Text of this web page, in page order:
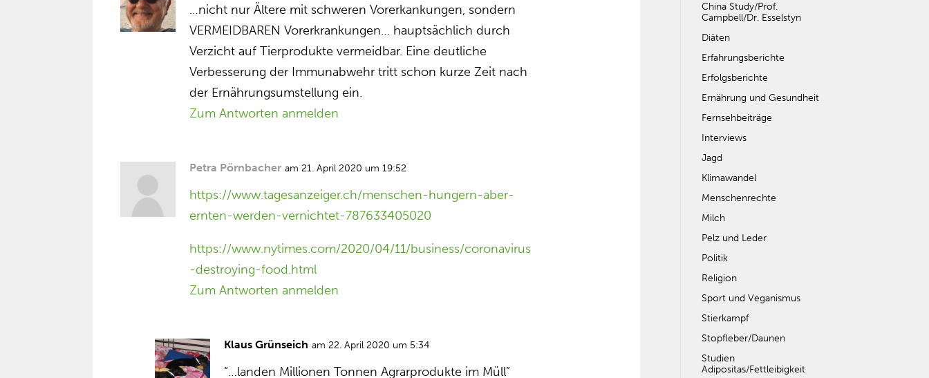
…nicht nur Ältere mit schweren Vorerkankungen, sondern
VERMEIDBAREN Vorerkrankungen… hauptsächlich durch
Verzicht auf Tierprodukte vermeidbar. Eine deutliche
Verbesserung der Immunabwehr tritt schon kurze Zeit nach
der Ernährungsumstellung ein.
Zum Antworten anmelden
Petra Pörnbacher am 21. April 2020 um 19:52
https://www.tagesanzeiger.ch/menschen-hungern-aber-
ernten-werden-vernichtet-787633405020
https://www.nytimes.com/2020/04/11/business/coronavirus
-destroying-food.html
Zum Antworten anmelden
Klaus Grünseich am 22. April 2020 um 5:34
“…landen Millionen Tonnen Agrarprodukte im Müll”
China Study/Prof.
Campbell/Dr. Esselstyn
Diäten
Erfahrungsberichte
Erfolgsberichte
Ernährung und Gesundheit
Fernsehbeiträge
Interviews
Jagd
Klimawandel
Menschenrechte
Milch
Pelz und Leder
Politik
Religion
Sport und Veganismus
Stierkampf
Stopfleber/Daunen
Studien
Adipositas/Fettleibigkeit